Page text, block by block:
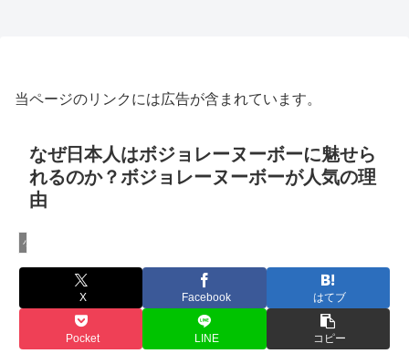
当ページのリンクには広告が含まれています。
なぜ日本人はボジョレーヌーボーに魅せら
れるのか？ボジョレーヌーボーが人気の理
由
小ネタ＆裏ワザ
X Facebook はてブ
Pocket LINE コピー